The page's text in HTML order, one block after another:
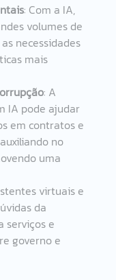
: Com a IA,
volumes de
necessidades
mais
: A
IA pode ajudar
em contratos e
no
uma
virtuais e
da
serviços e
governo e